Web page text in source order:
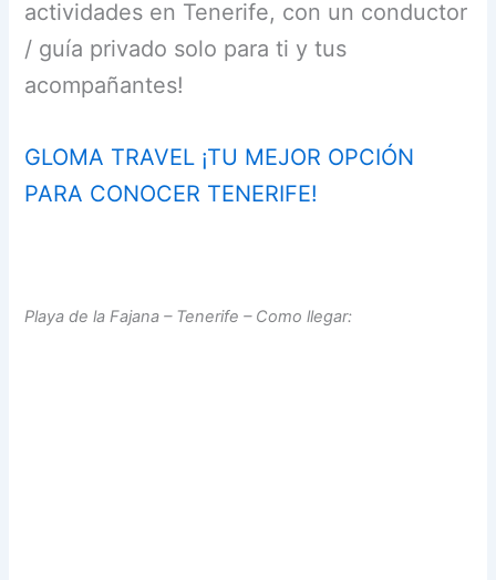
actividades en Tenerife, con un conductor
/ guía privado solo para ti y tus
acompañantes!
GLOMA TRAVEL ¡TU MEJOR OPCIÓN
PARA CONOCER TENERIFE!
Playa de la Fajana – Tenerife – Como llegar: